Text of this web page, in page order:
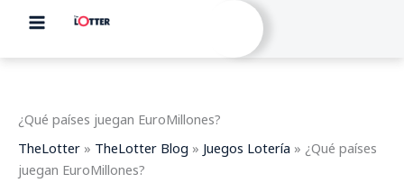
contenido
¿Qué países juegan EuroMillones?
TheLotter » TheLotter Blog » Juegos Lotería » ¿Qué países
juegan EuroMillones?